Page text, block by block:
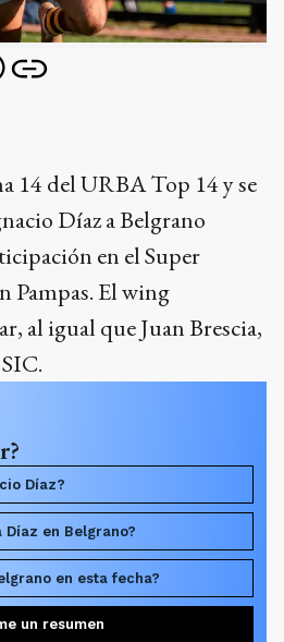
14 del URBA Top 14 y se
Díaz a Belgrano
en el Super
Pampas. El wing
al igual que Juan Brescia,
Díaz?
Díaz en Belgrano?
en esta fecha?
un resumen